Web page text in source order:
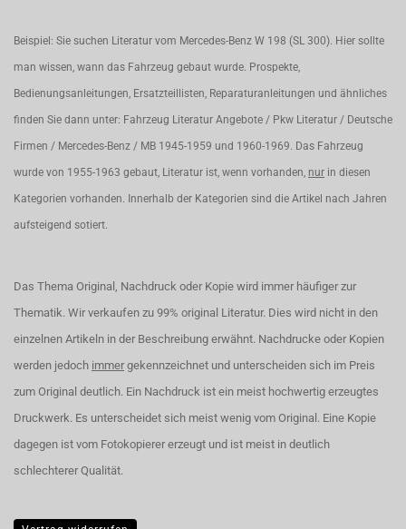
Beispiel: Sie suchen Literatur vom Mercedes-Benz W 198 (SL 300). Hier sollte
man wissen, wann das Fahrzeug gebaut wurde. Prospekte,
Bedienungsanleitungen, Ersatzteillisten, Reparaturanleitungen und ähnliches
finden Sie dann unter: Fahrzeug Literatur Angebote / Pkw Literatur / Deutsche
Firmen / Mercedes-Benz / MB 1945-1959 und 1960-1969. Das Fahrzeug
wurde von 1955-1963 gebaut, Literatur ist, wenn vorhanden, nur in diesen
Kategorien vorhanden. Innerhalb der Kategorien sind die Artikel nach Jahren
aufsteigend sotiert.
Das Thema Original, Nachdruck oder Kopie wird immer häufiger zur
Thematik. Wir verkaufen zu 99% original Literatur. Dies wird nicht in den
einzelnen Artikeln in der Beschreibung erwähnt. Nachdrucke oder Kopien
werden jedoch immer gekennzeichnet und unterscheiden sich im Preis
zum Original deutlich. Ein Nachdruck ist ein meist hochwertig erzeugtes
Druckwerk. Es unterscheidet sich meist wenig vom Original. Eine Kopie
dagegen ist vom Fotokopierer erzeugt und ist meist in deutlich
schlechterer Qualität.